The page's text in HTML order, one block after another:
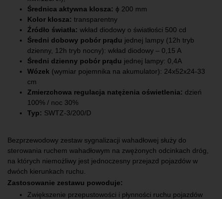
Średnica aktywna klosza: ϕ 200 mm
Kolor klosza: transparentny
Źródło światła: wkład diodowy o światłości 500 cd
Średni dobowy pobór prądu jednej lampy (12h tryb
dzienny, 12h tryb nocny): wkład diodowy – 0,15 A
Średni dzienny pobór prądu jednej lampy: 0,4A
Wózek (wymiar pojemnika na akumulator): 24x52x24-33
cm
Zmierzchowa regulacja natężenia oświetlenia: dzień
100% / noc 30%
Typ: SWTZ-3/200/D
Bezprzewodowy zestaw sygnalizacji wahadłowej służy do
sterowania ruchem wahadłowym na zwężonych odcinkach dróg,
na których niemożliwy jest jednoczesny przejazd pojazdów w
dwóch kierunkach ruchu.
Zastosowanie zestawu powoduje:
Zwiększenie przepustowości i płynności ruchu pojazdów